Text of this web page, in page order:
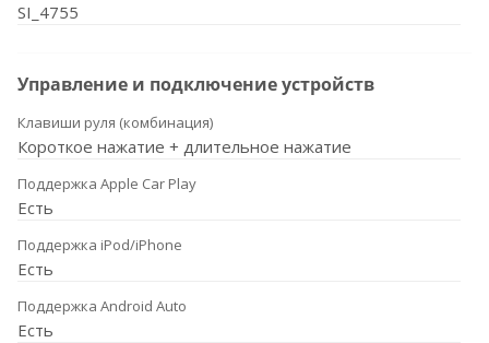
SI_4755
Управление и подключение устройств
Клавиши руля (комбинация)
Короткое нажатие + длительное нажатие
Поддержка Apple Car Play
Есть
Поддержка iPod/iPhone
Есть
Поддержка Android Auto
Есть